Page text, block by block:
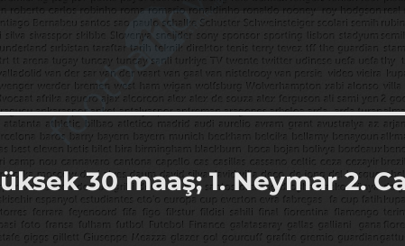
30 maaş; 1. Neymar 2.